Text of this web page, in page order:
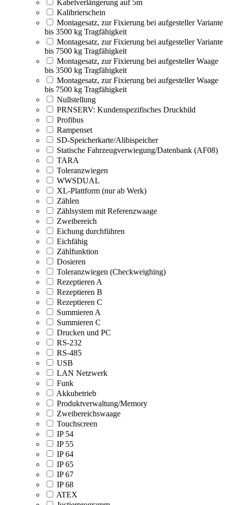
Kabelverlängerung auf 5m
Kalibrierschein
Montagesatz, zur Fixierung bei aufgesteller Variante
bis 3500 kg Tragfähigkeit
Montagesatz, zur Fixierung bei aufgesteller Variante
bis 7500 kg Tragfähigkeit
Montagesatz, zur Fixierung bei aufgesteller Waage
bis 3500 kg Tragfähigkeit
Montagesatz, zur Fixierung bei aufgesteller Waage
bis 7500 kg Tragfähigkeit
Nullstellung
PRNSERV: Kundenspezifisches Druckbild
Profibus
Rampenset
SD-Speicherkarte/Alibispeicher
Statische Fahrzeugverwiegung/Datenbank (AF08)
TARA
Toleranzwiegen
WWSDUAL
XL-Plattform (nur ab Werk)
Zählen
Zählsystem mit Referenzwaage
Zweibereich
Eichung durchführen
Eichfähig
Zählfunktion
Dosieren
Toleranzwiegen (Checkweighing)
Rezeptieren A
Rezeptieren B
Rezeptieren C
Summieren A
Summieren C
Drucken und PC
RS-232
RS-485
USB
LAN Netzwerk
Funk
Akkubetrieb
Produktverwaltung/Memory
Zweibereichswaage
Touchscreen
IP 54
IP 55
IP 64
IP 65
IP 67
IP 68
ATEX